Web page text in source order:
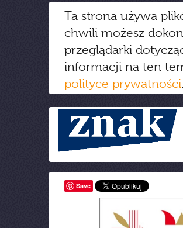
Ta strona używa
chwili możesz
przeglądarki
informacji na ten
polityce prywatności.
Save